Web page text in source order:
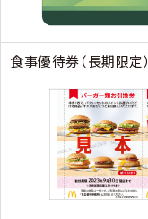
食事優待券（長期限定）